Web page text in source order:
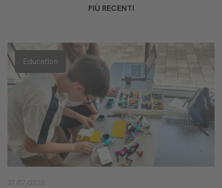
PIÙ RECENTI
Education
27/07/2026